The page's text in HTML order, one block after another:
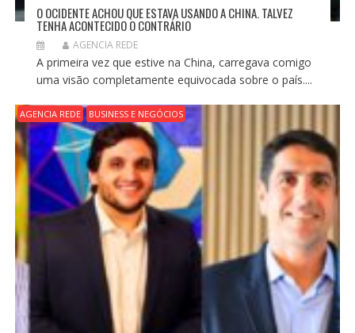
O OCIDENTE ACHOU QUE ESTAVA USANDO A CHINA. TALVEZ
TENHA ACONTECIDO O CONTRÁRIO
AGENCIA REDE
A primeira vez que estive na China, carregava comigo
uma visão completamente equivocada sobre o país....
AGENCIA REDE BUSINESS E NEGÓCIOS